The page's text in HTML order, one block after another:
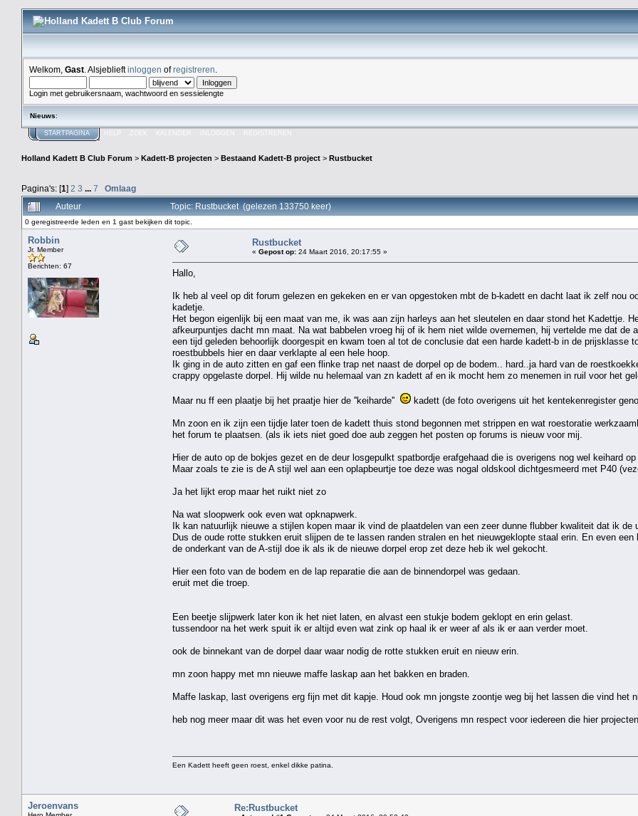
Welkom, Gast . Alsjeblieftinloggen ofregistreren
Login met gebruikersnaam, wachtwoord en sessielengte
Nieuws:
STARTPAGINA ZOEK
Holland Kadett B Club Forum > Kadett-B projecten > Bestaand Kadett-B project > Rustbucket
Pagina's: [1] 2 3 ... 7 Omlaag
Auteur Topic: Rustbucket (gelezen 133750 keer)
0 geregistreerde leden en 1 gast bekijken dit topic.
Robbin
Jr. Member
Berichten: 67
Rustbucket
« Gepost op: 24 Maart 2016, 20:17:55 »
Hallo,
Ik heb al veel op dit forum gelezen en gekeken en er van opgestoken mbt de b-kadett en dacht laat ik zelf nou
kadetje.
Het begon eigenlijk bij een maat van me, ik was aan zijn harleys aan het sleutelen en daar stond het Kadettje.
afkeurpuntjes dacht mn maat. Na wat babbelen vroeg hij of ik hem niet wilde overnemen, hij vertelde me dat
een tijd geleden behoorlijk doorgespit en kwam toen al tot de conclusie dat een harde kadett-b in de prijsklasse
roestbubbels hier en daar verklapte al een hele hoop.
Ik ging in de auto zitten en gaf een flinke trap net naast de dorpel op de bodem.. hard..ja hard van de
crappy opgelaste dorpel. Hij wilde nu helemaal van zn kadett af en ik mocht hem zo menemen in ruil voor het
Maar nu ff een plaatje bij het praatje hier de ''keiharde'' kadett (de foto overigens uit het kentekenregister
Mn zoon en ik zijn een tijdje later toen de kadett thuis stond begonnen met strippen en wat roestoratie
het forum te plaatsen. (als ik iets niet goed doe aub zeggen het posten op forums is nieuw voor mij.
Hier de auto op de bokjes gezet en de deur losgepulkt spatbordje erafgehaad die is overigens nog wel keihard op
Maar zoals te zie is de A stijl wel aan een oplapbeurtje toe deze was nogal oldskool dichtgesmeerd met P40
Ja het lijkt erop maar het ruikt niet zo
Na wat sloopwerk ook even wat opknapwerk.
Ik kan natuurlijk nieuwe a stijlen kopen maar ik vind de plaatdelen van een zeer dunne flubber kwaliteit dat ik
Dus de oude rotte stukken eruit slijpen de te lassen randen stralen en het nieuwgeklopte staal erin. En even
de onderkant van de A-stijl doe ik als ik de nieuwe dorpel erop zet deze heb ik wel gekocht.
Hier een foto van de bodem en de lap reparatie die aan de binnendorpel was gedaan.
eruit met die troep.
Een beetje slijpwerk later kon ik het niet laten, en alvast een stukje bodem geklopt en erin gelast.
tussendoor na het werk spuit ik er altijd even wat zink op haal ik er weer af als ik er aan verder moet.
ook de binnekant van de dorpel daar waar nodig de rotte stukken eruit en nieuw erin.
mn zoon happy met mn nieuwe maffe laskap aan het bakken en braden.
Maffe laskap, last overigens erg fijn met dit kapje. Houd ook mn jongste zoontje weg bij het lassen die vind het
heb nog meer maar dit was het even voor nu de rest volgt, Overigens mn respect voor iedereen die hier
Een Kadett heeft geen roest, enkel dikke patina.
Jeroenvans Re:Rustbucket